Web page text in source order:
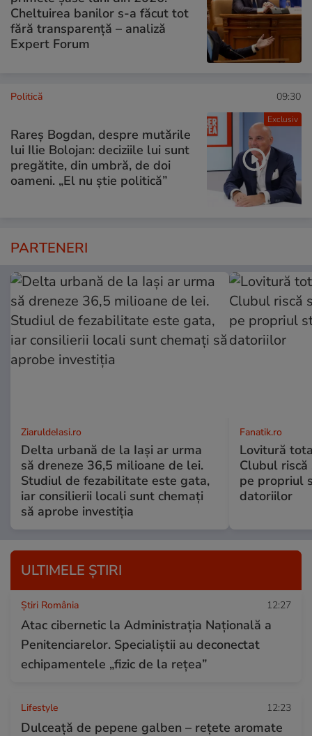
Cheltuirea banilor s-a făcut tot
fără transparență – analiză
Expert Forum
Exclusiv
Politică 09:30
Rareș Bogdan, despre mutările
lui Ilie Bolojan: deciziile lui sunt
pregătite, din umbră, de doi
oameni. „El nu știe politică”
PARTENERI
ZiaruldeIasi.ro
Delta urbană de la Iași ar urma
să dreneze 36,5 milioane de lei.
Studiul de fezabilitate este gata,
iar consilierii locali sunt chemați
să aprobe investiția
Fanatik.ro
Lovitură
Clubul riscă
pe propriul
datoriilor
ULTIMELE ȘTIRI
Știri România 12:27
Atac cibernetic la Administrația Națională a
Penitenciarelor. Specialiștii au deconectat
echipamentele „fizic de la rețea”
Lifestyle 12:23
Dulceață de pepene galben – rețete aromate